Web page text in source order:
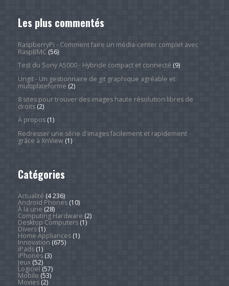
Les plus commentés
RaspberryPi - Comment faire un média-center complet avec
RaspBMC(56)
Test du Sony A5000 - Hybride compact et connecté (9)
Ungit - Un gestionnaire de git graphique agréable et
multiplateforme (2)
8 sites pour trouver des images haute résolution libres de
droits(2)
À propos(1)
Redresser une série d'images facilement et rapidement
grâce à XnView(1)
Catégories
Actualité (4 236)
Android Phones(10)
À la une (28)
Computing Hardware (2)
Desktop Computers(1)
Divers(1)
Home Appliances(1)
Innovation (675)
iPads(1)
iPhones(3)
Jeux(52)
Logiciel (57)
Mobile (53)
Movies(2)